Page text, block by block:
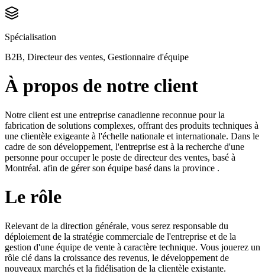
Spécialisation
B2B, Directeur des ventes, Gestionnaire d'équipe
À propos de notre client
Notre client est une entreprise canadienne reconnue pour la
fabrication de solutions complexes, offrant des produits techniques à
une clientèle exigeante à l'échelle nationale et internationale. Dans le
cadre de son développement, l'entreprise est à la recherche d'une
personne pour occuper le poste de directeur des ventes, basé à
Montréal. afin de gérer son équipe basé dans la province .
Le rôle
Relevant de la direction générale, vous serez responsable du
déploiement de la stratégie commerciale de l'entreprise et de la
gestion d'une équipe de vente à caractère technique. Vous jouerez un
rôle clé dans la croissance des revenus, le développement de
nouveaux marchés et la fidélisation de la clientèle existante.